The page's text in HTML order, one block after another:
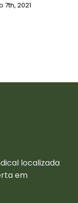
7th, 2021
localizada
em